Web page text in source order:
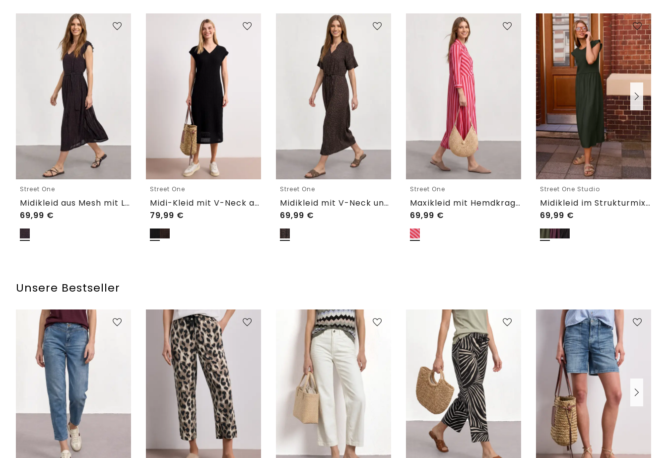
Street One
Midikleid aus Mesh mit Leo-Print
69,99 €
Street One
Midi-Kleid mit V-Neck aus Spitze
79,99 €
Street One
Midikleid mit V-Neck und Leo-Print
69,99 €
Street One
Maxikleid mit Hemdkragen und Print
69,99 €
Street One Studio
Midikleid im Strukturmix mit Rundhals
69,99 €
Unsere Bestseller